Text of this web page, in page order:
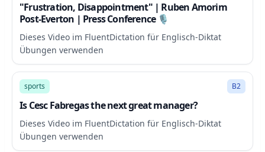
"Frustration, Disappointment" | Ruben Amorim
Post-Everton | Press Conference 🎙️
Dieses Video im FluentDictation für Englisch-Diktat
Übungen verwenden
4:08
sports B2
Is Cesc Fabregas the next great manager?
Dieses Video im FluentDictation für Englisch-Diktat
Übungen verwenden